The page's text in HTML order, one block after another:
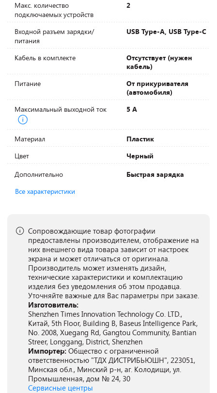
Макс. количество
подключаемых устройств
2
Входной разъем зарядки/
питания
USB Type-A, USB Type-C
Кабель в комплекте
Отсутствует (нужен
кабель)
Питание
От прикуривателя
(автомобиля)
Максимальный выходной ток
5 А
Материал
Пластик
Цвет
Черный
Дополнительно
Быстрая зарядка
Все характеристики
Сопровождающие товар фотографии
предоставлены производителем, отображение на
них внешнего вида товара зависит от настроек
экрана и может отличаться от оригинала.
Производитель может изменять дизайн,
технические характеристики и комплектацию
изделия без уведомления об этом продавца.
Уточняйте важные для Вас параметры при заказе.
Изготовитель:
Shenzhen Times Innovation Technology Co. LTD.,
Китай, 5th Floor, Building B, Baseus Intelligence Park,
No. 2008, Xuegang Rd, Gangtou Community, Bantian
Streer, Longgang, District, Shenzhen
Импортер: Общество с ограниченной
ответственностью "ТДХ ДИСТРИБЬЮШН", 223051,
Минская обл., Минский р-н, аг. Колодищи, ул.
Промышленная, дом № 24, 30
Сервисные центры